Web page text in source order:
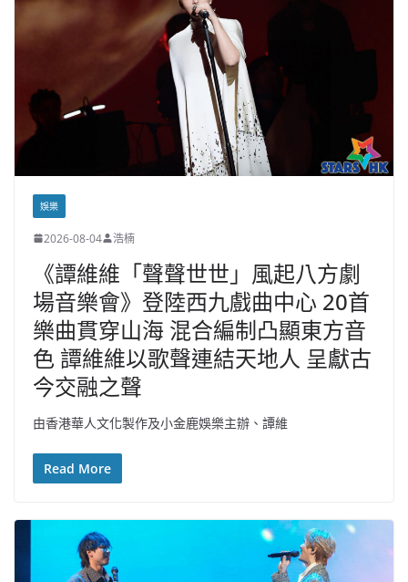
娛樂
2026-08-04 浩楠
《譚維維「聲聲世世」風起八方劇
場音樂會》登陸西九戲曲中心 20首
樂曲貫穿山海 混合編制凸顯東方音
色 譚維維以歌聲連結天地人 呈獻古
今交融之聲
由香港華人文化製作及小金鹿娛樂主辦、譚維
Read More